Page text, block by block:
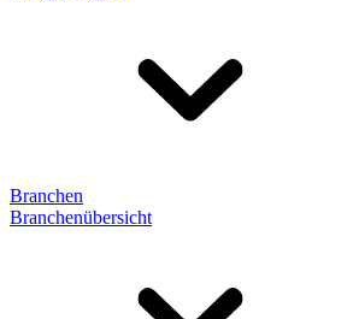
Branchen
Branchenübersicht